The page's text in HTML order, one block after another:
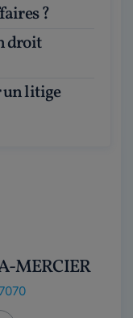
?
MERCIER